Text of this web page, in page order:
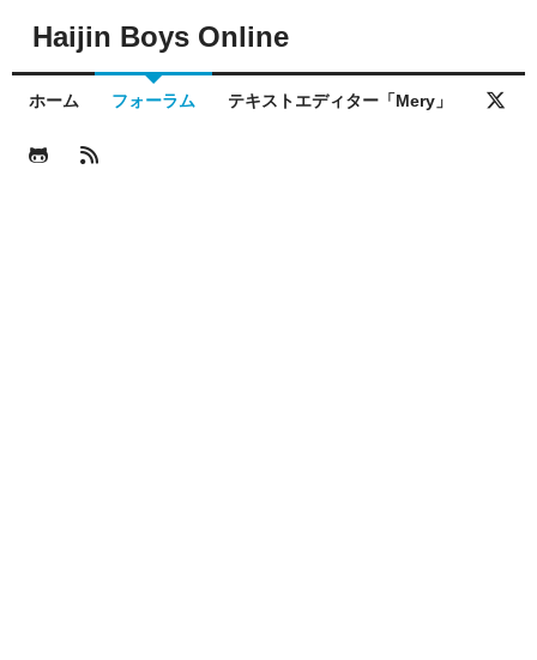
Haijin Boys Online
ホーム フォーラム テキストエディター「Mery」